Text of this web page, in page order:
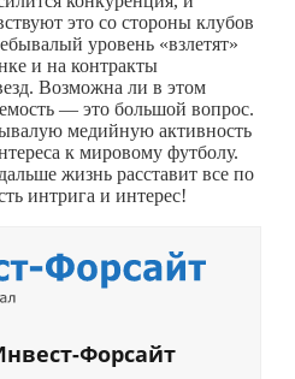
это со стороны клубов
уровень «взлетят»
и на контракты
Возможна ли в этом
— это большой вопрос.
медийную активность
к мировому футболу.
жизнь расставит все по
интрига и интерес!
Форсайт